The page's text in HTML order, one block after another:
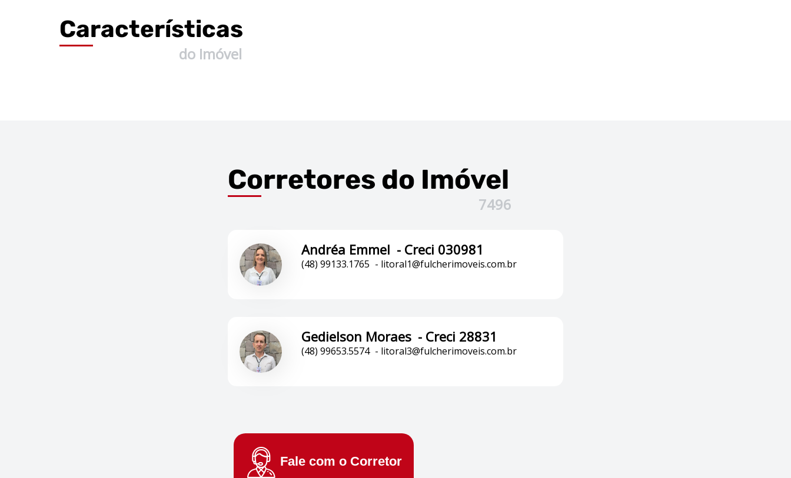
Características
do Imóvel
Corretores do Imóvel
7496
Andréa Emmel - Creci 030981
(48) 99133.1765 - litoral1@fulcherimoveis.com.br
Gedielson Moraes - Creci 28831
(48) 99653.5574 - litoral3@fulcherimoveis.com.br
Fale com o Corretor